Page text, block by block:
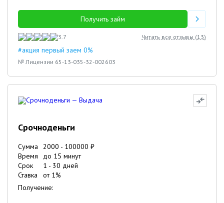
Получить займ
3.7 Читать все отзывы (13)
#акция первый заем 0%
№ Лицензии 65-13-035-32-002603
Срочноденьги
Сумма 2000 - 100000 ₽
Время
до 15 минут
Срок
1 - 30 дней
Ставка
от 1%
Получение: